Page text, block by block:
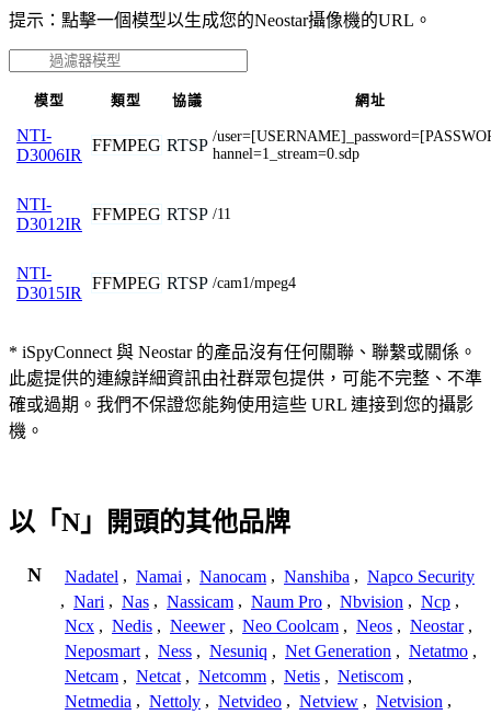
提示：點擊一個模型以生成您的Neostar攝像機的URL。
模型 類型 協議 網址
NTI-
D3006IR
FFMPEG RTSP /
hannel=1_stream=0.sdp
NTI-
D3012IR
FFMPEG RTSP /11
NTI-
D3015IR
FFMPEG RTSP /cam1/mpeg4
* iSpyConnect 與 Neostar 的產品沒有任何關聯、聯繫或關係。
此處提供的連線詳細資訊由社群眾包提供，可能不完整、不準
確或過期。我們不保證您能夠使用這些 URL 連接到您的攝影
機。
以「N」開頭的其他品牌
N Nadatel , Namai , Nanocam , Nanshiba , Napco Security
, Nari , Nas , Nassicam , Naum Pro , Nbvision , Ncp ,
Ncx , Nedis , Neewer , Neo Coolcam , Neos , Neostar ,
Neposmart , Ness , Nesuniq , Net Generation , Netatmo ,
Netcam , Netcat , Netcomm , Netis , Netiscom ,
Netmedia , Nettoly , Netvideo , Netview , Netvision ,